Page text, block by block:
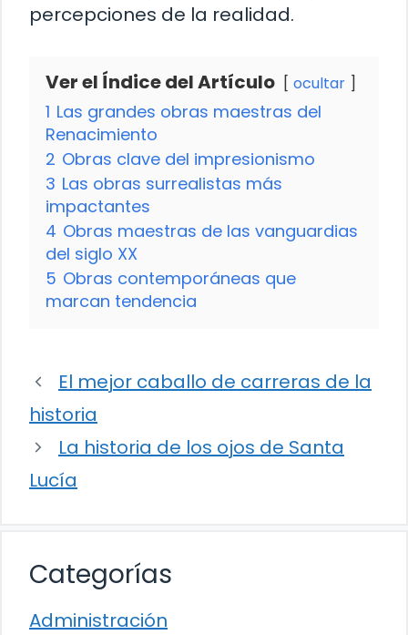
percepciones de la realidad.
Ver el Índice del Artículo ocultar
1 Las grandes obras maestras del
Renacimiento
2 Obras clave del impresionismo
3 Las obras surrealistas más
impactantes
4 Obras maestras de las vanguardias
del siglo XX
5 Obras contemporáneas que
marcan tendencia
El mejor caballo de carreras de la
historia
La historia de los ojos de Santa
Lucía
Categorías
Administración